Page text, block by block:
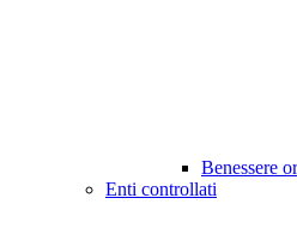
Benessere
Enti controllati